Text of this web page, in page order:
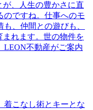
が、人生の豊かさに直
のですね。仕事へのモ
、仲間との遊びも、
まれます。世の物件を
LEON不動産がご案内
着こなし術とキーとな